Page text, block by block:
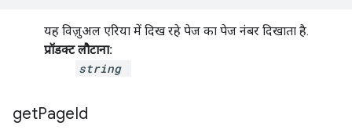
यह विज़ुअल एरिया में दिख रहे पेज का पेज नंबर दिखाता है.
प्रॉडक्ट लौटाना:
string
getPageId